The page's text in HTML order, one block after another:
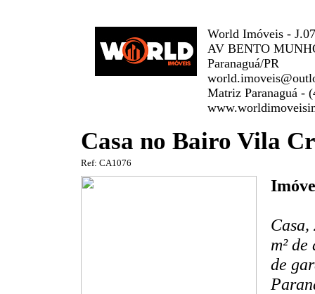
World Imóveis -
AV BENTO
Paranaguá/PR
Matriz Paranaguá -
Casa no Bairo Vila
Ref: CA1076
m²
de